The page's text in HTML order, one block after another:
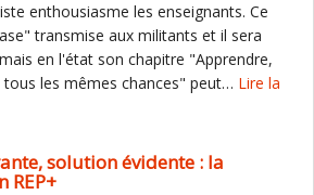
enthousiasme les enseignants. Ce
transmise aux militants et il sera
en l'état son chapitre "Apprendre,
les mêmes chances" peut… Lire la
solution évidente : la
REP+